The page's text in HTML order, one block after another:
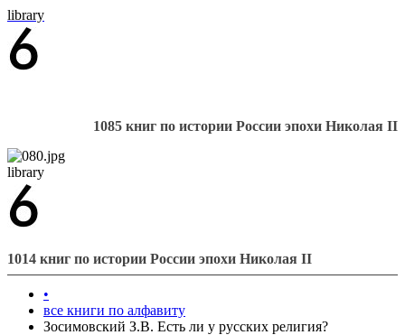
library
1085 книг по истории России эпохи Николая II
library
1014 книг по истории России эпохи Николая II
•
все книги по алфавиту
Зосимовский З.В. Есть ли у русских религия?